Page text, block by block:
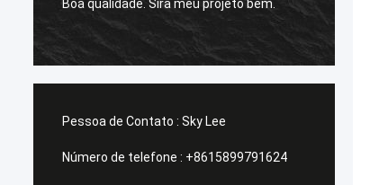
Boa qualidade. Sira meu projeto bem.
Pessoa de Contato : Sky Lee
Número de telefone : +8615899791624